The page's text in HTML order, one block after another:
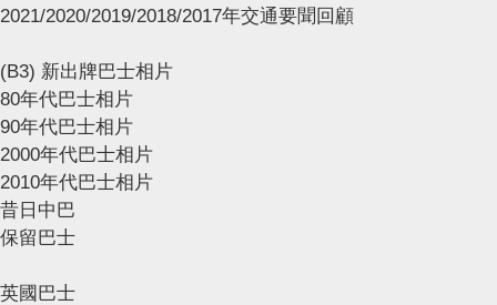
2021/2020/2019/2018/2017年交通要聞回顧
(B3) 新出牌巴士相片
80年代巴士相片
90年代巴士相片
2000年代巴士相片
2010年代巴士相片
昔日中巴
保留巴士
英國巴士